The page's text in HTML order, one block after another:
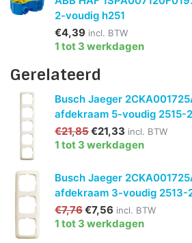
2-voudig h251
€4,39 incl. BTW
1 tot 3 werkdagen
Gerelateerd
Busch Jaeger
afdekraam 5-voudig 2515-
€21,85€21,33 incl. BTW
1 tot 3 werkdagen
Busch Jaeger
afdekraam 3-voudig 2513-
€7,76€7,56 incl. BTW
1 tot 3 werkdagen